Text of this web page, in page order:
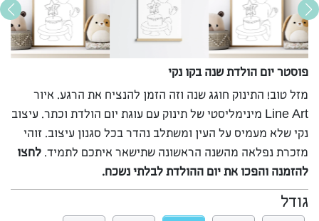
פוסטר יום הולדת שנה בקו נקי
מזל טוב! התינוק חוגג שנה וזה הזמן להנציח את הרגע. איור
Line Art מינימליסטי של תינוק עם עוגת יום הולדת וכתר. עיצוב
נקי שלא מעמיס על העין ומשתלב נהדר בכל סגנון עיצוב. זוהי
מזכרת נפלאה מהשנה הראשונה שתישאר איתכם לתמיד. לחצו
להזמנה והפכו את יום ההולדת לבלתי נשכח.
גודל